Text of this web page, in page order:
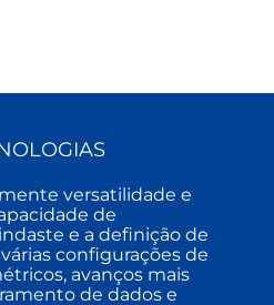
versatilidade e
de
e a definição de
configurações de
avanços mais
de dados e